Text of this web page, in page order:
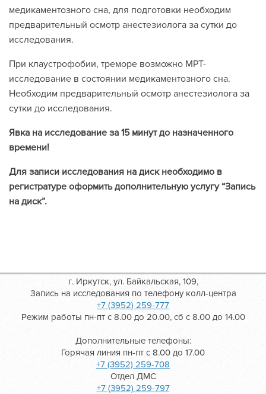
медикаментозного сна, для подготовки необходим
предварительный осмотр анестезиолога за сутки до
исследования.
При клаустрофобии, треморе возможно МРТ-
исследование в состоянии медикаментозного сна.
Необходим предварительный осмотр анестезиолога за
сутки до исследования.
Явка на исследование за 15 минут до назначенного
времени!
Для записи исследования на диск необходимо в
регистратуре оформить дополнительную услугу “Запись
на диск”.
г. Иркутск, ул. Байкальская, 109,
Запись на исследования по телефону колл-центра
+7 (3952) 259-777
Режим работы пн-пт с 8.00 до 20.00, сб с 8.00 до 14.00
Дополнительные телефоны:
Горячая линия пн-пт с 8.00 до 17.00
+7 (3952) 259-708
Отдел ДМС
+7 (3952) 259-797